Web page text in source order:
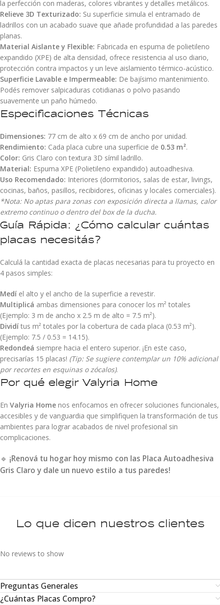
la perfección con maderas, colores vibrantes y detalles metálicos.
Relieve 3D Texturizado: Su superficie simula el entramado de
ladrillos con un acabado suave que añade profundidad a las paredes
planas.
Material Aislante y Flexible: Fabricada en espuma de polietileno
expandido (XPE) de alta densidad, ofrece resistencia al uso diario,
protección contra impactos y un leve aislamiento térmico-acústico.
Superficie Lavable e Impermeable: De bajísimo mantenimiento.
Podés remover salpicaduras cotidianas o polvo pasando
suavemente un paño húmedo.
Especificaciones Técnicas
Dimensiones: 77 cm de alto x 69 cm de ancho por unidad.
Rendimiento: Cada placa cubre una superficie de 0.53 m².
Color: Gris Claro con textura 3D símil ladrillo.
Material: Espuma XPE (Polietileno expandido) autoadhesiva.
Uso Recomendado: Interiores (dormitorios, salas de estar, livings,
cocinas, baños, pasillos, recibidores, oficinas y locales comerciales).
*Nota: No aptas para zonas con exposición directa a llamas, calor
extremo continuo o dentro del box de la ducha.
Guía Rápida: ¿Cómo calcular cuántas
placas necesitás?
Calculá la cantidad exacta de placas necesarias para tu proyecto en
4 pasos simples:
Medí el alto y el ancho de la superficie a revestir.
Multiplicá ambas dimensiones para conocer los m² totales
(Ejemplo: 3 m de ancho x 2.5 m de alto = 7.5 m²).
Dividí tus m² totales por la cobertura de cada placa (0.53 m²).
(Ejemplo: 7.5 / 0.53 = 14.15).
Redondeá siempre hacia el entero superior. ¡En este caso,
precisarías 15 placas! (Tip: Se sugiere contemplar un 10% adicional
por recortes en esquinas o zócalos).
Por qué elegir Valyria Home
En Valyria Home nos enfocamos en ofrecer soluciones funcionales,
accesibles y de vanguardia que simplifiquen la transformación de tus
ambientes para lograr acabados de nivel profesional sin
complicaciones.
🔹 ¡Renová tu hogar hoy mismo con las Placa Autoadhesiva
Gris Claro y dale un nuevo estilo a tus paredes!
Lo que dicen nuestros clientes
No reviews to show
Preguntas Generales
¿Cuántas Placas Compro?